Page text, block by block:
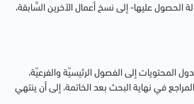
الحصول عليها- إلى نسخ أعمال الآخرين السَّابقة،
المحتويات إلى الفصول الرئيسيّة والفرعيّة،
في نهاية البحث بعد الخاتمة، إلى أن ينتهي